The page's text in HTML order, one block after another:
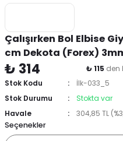
Çalışırken Bol Elbise
cm Dekota (Forex)
₺ 314 ₺ 115 den
Stok Kodu
İlk-033_5
Stok Durumu
Stokta var
Havale
304,85 TL
Seçenekler